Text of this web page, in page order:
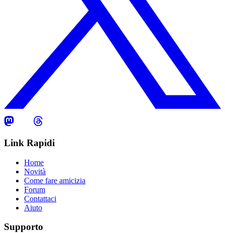
Link Rapidi
Home
Novità
Come fare amicizia
Forum
Contattaci
Aiuto
Supporto